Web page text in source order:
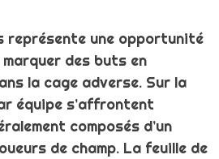
représente une opportunité
des buts en
la cage adverse. Sur la
équipe s’affrontent
composés d’un
de champ. La feuille de